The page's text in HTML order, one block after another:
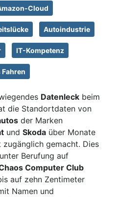
Cloud
Autoindustrie
IT-Kompetenz
Datenleck beim
die Standortdaten von
der Marken
und Skoda über Monate
gemacht. Dies
Berufung auf
Computer Club
auf zehn Zentimeter
Namen und